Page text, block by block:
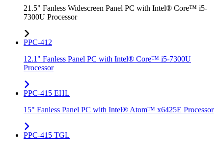
21.5" Fanless Widescreen Panel PC with Intel® Core™ i5-
7300U Processor
PPC-412
12.1" Fanless Panel PC with Intel® Core™ i5-7300U
Processor
PPC-415 EHL
15" Fanless Panel PC with Intel® Atom™ x6425E Processor
PPC-415 TGL